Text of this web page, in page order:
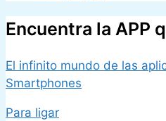
Encuentra la APP
El infinito mundo de las
Smartphones
Para ligar